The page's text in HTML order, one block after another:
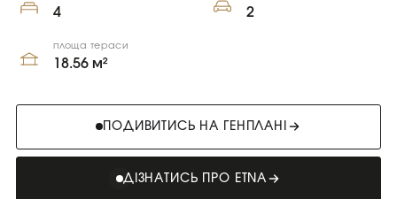
4 2
площа тераси
18.56 м²
ПОДИВИТИСЬ НА ГЕНПЛАНІ
ДІЗНАТИСЬ ПРО ETNA